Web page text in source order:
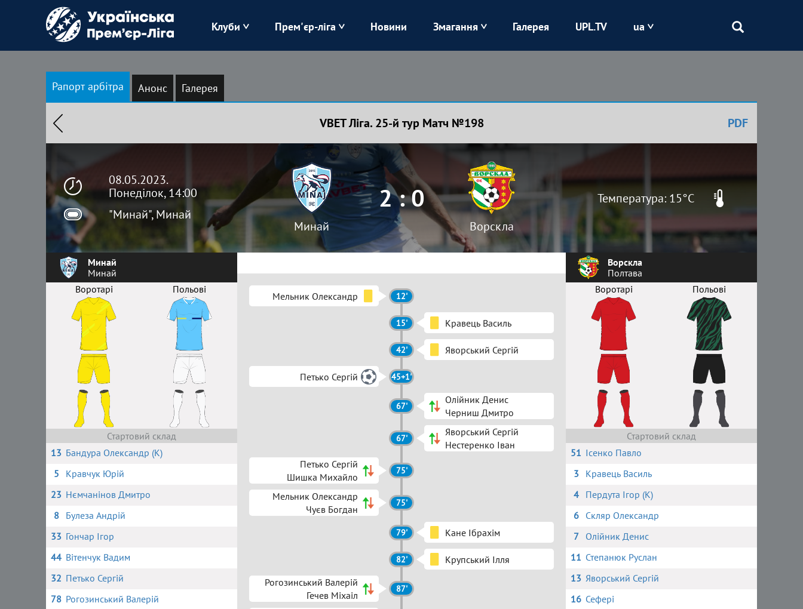
Клуби
Зоря Карпати Колос Кривбас
Харків Чорноморець
Прем'єр-ліга Новини Змагання Галерея UPL.TV ua
Рапорт арбітра Анонс Галерея
VBET Ліга. 25-й тур Матч №198 PDF
08.05.2023.
Понеділок, 14:00
"Минай", Минай
Минай
2 : 0
Ворскла
Температура: 15°C
Минай
Минай
Воротарі
Польові
Стартовий склад
13 Бандура Олександр (К)
5
Кравчук Юрій
23 Нємчанінов Дмитро
8
Булеза Андрій
33 Гончар Ігор
44 Вітенчук Вадим
32 Петько Сергій
78 Рогозинський Валерій
Мельник Олександр 12'
15' Кравець Василь
42' Яворський Сергій
Петько Сергій 45+1'
67'
Олійник Денис
Черниш Дмитро
67'
Яворський Сергій
Нестеренко Іван
Петько Сергій
Шишка Михайло
75'
Мельник Олександр
Чуєв Богдан
75'
79' Кане Ібрахім
82'
Крупський Ілля
Рогозинський Валерій
Гечев Міхаіл
87'
Ворскла
Полтава
Воротарі
Польові
Стартовий склад
51 Ісенко Павло
3
Кравець Василь
4
Пердута Ігор (К)
6
Скляр Олександр
7
Олійник Денис
11 Степанюк Руслан
13 Яворський Сергій
16 Сефері